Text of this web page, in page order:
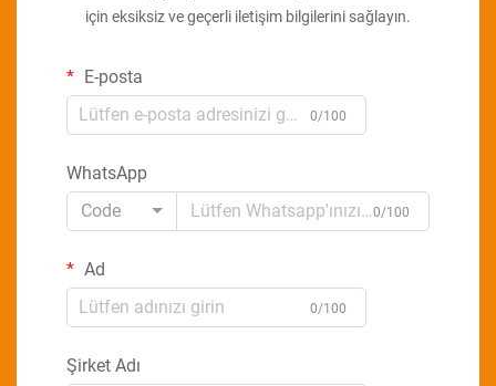
için eksiksiz ve geçerli iletişim bilgilerini sağlayın.
E-posta
0/100
WhatsApp
Code
0/100
Ad
0/100
Şirket Adı